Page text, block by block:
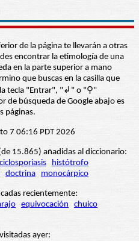
de la página te llevarán a otras
encontrar la etimología de una
en la parte superior a mano
que buscas en la casilla que
la tecla "Entrar", "↲" o "⚲"
de búsqueda de Google abajo es
páginas.
7 06:16 PDT 2026
15.865) añadidas al diccionario:
ciclosporiasis
histótrofo
doctrina monocárpico
recientemente:
equivocación
chuico
ayer: